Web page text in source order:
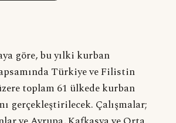
göre, bu yılki kurban
Türkiye ve Filistin
toplam 61 ülkede kurban
gerçekleştirilecek. Çalışmalar;